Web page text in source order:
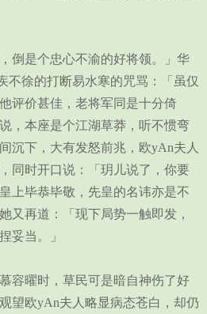
是个忠心不渝的好将领。」华
不徐的打断易水寒的咒骂：「虽仅
评价甚佳，老将军同是十分倚
，本座是个江湖草莽，听不惯弯
沉下，大有发怒前兆，欧yAn夫人
同时开口说：「玥儿说了，你要
上毕恭毕敬，先皇的名讳亦是不
又再道：「现下局势一触即发，
妥当。」
曜时，草民可是暗自神伤了好
望欧yAn夫人略显病态苍白，却仍